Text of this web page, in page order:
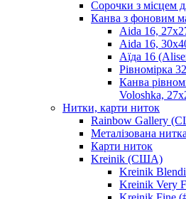
Сорочки з місцем
Канва з фоновим
Aida 16,
Aida 16,
Аїда 16
Рівномірка
Канва
Voloshka,
Нитки, карти ниток
Rainbow Gallery
Металізована
Карти ниток
Kreinik (США)
Kreinik
Kreinik Very